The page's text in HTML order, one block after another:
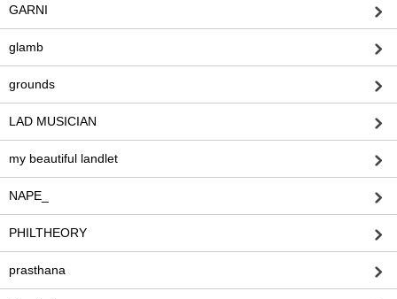
GARNI
glamb
grounds
LAD MUSICIAN
my beautiful landlet
NAPE_
PHILTHEORY
prasthana